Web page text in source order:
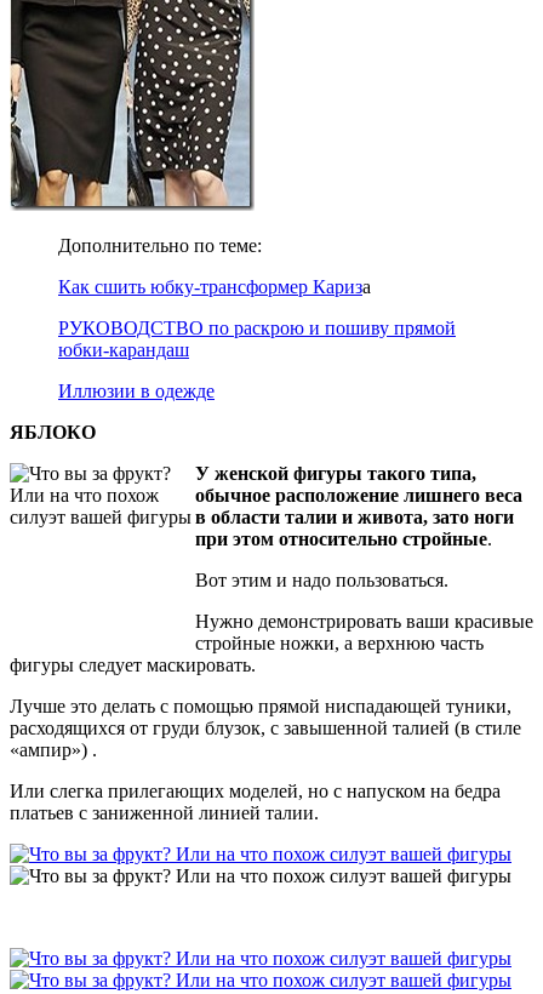
Дополнительно по теме:
Как сшить юбку-трансформер Кариза
РУКОВОДСТВО по раскрою и пошиву прямой
юбки-карандаш
Иллюзии в одежде
ЯБЛОКО
У женской фигуры такого типа,
обычное расположение лишнего веса
в области талии и живота, зато ноги
при этом относительно стройные.
Вот этим и надо пользоваться.
Нужно демонстрировать ваши красивые
стройные ножки, а верхнюю часть
фигуры следует маскировать.
Лучше это делать с помощью прямой ниспадающей туники,
расходящихся от груди блузок, с завышенной талией (в стиле
«ампир») .
Или слегка прилегающих моделей, но с напуском на бедра
платьев с заниженной линией талии.